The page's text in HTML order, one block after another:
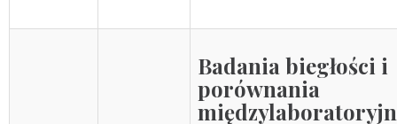
Badania biegłości i
porównania